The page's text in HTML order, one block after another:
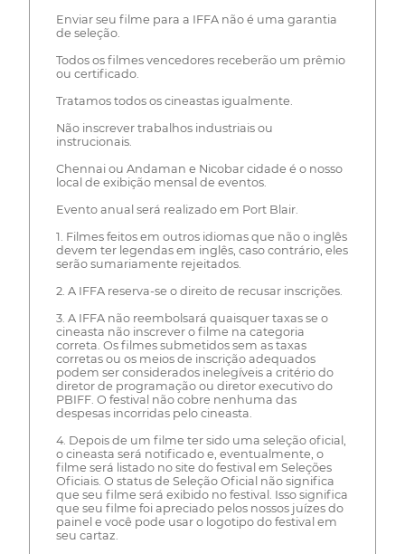
Enviar seu filme para a IFFA não é uma garantia
de seleção.
Todos os filmes vencedores receberão um prêmio
ou certificado.
Tratamos todos os cineastas igualmente.
Não inscrever trabalhos industriais ou
instrucionais.
Chennai ou Andaman e Nicobar cidade é o nosso
local de exibição mensal de eventos.
Evento anual será realizado em Port Blair.
1. Filmes feitos em outros idiomas que não o inglês
devem ter legendas em inglês, caso contrário, eles
serão sumariamente rejeitados.
2. A IFFA reserva-se o direito de recusar inscrições.
3. A IFFA não reembolsará quaisquer taxas se o
cineasta não inscrever o filme na categoria
correta. Os filmes submetidos sem as taxas
corretas ou os meios de inscrição adequados
podem ser considerados inelegíveis a critério do
diretor de programação ou diretor executivo do
PBIFF. O festival não cobre nenhuma das
despesas incorridas pelo cineasta.
4. Depois de um filme ter sido uma seleção oficial,
o cineasta será notificado e, eventualmente, o
filme será listado no site do festival em Seleções
Oficiais. O status de Seleção Oficial não significa
que seu filme será exibido no festival. Isso significa
que seu filme foi apreciado pelos nossos juízes do
painel e você pode usar o logotipo do festival em
seu cartaz.